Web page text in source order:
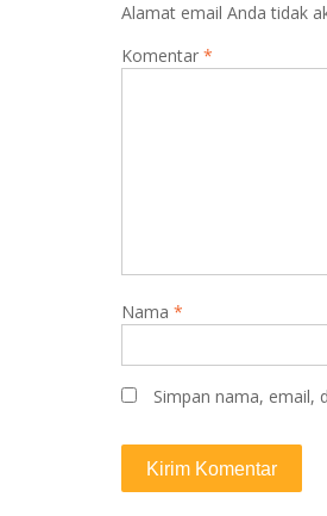
Alamat email Anda tidak
Komentar *
Nama *
Simpan nama, email,